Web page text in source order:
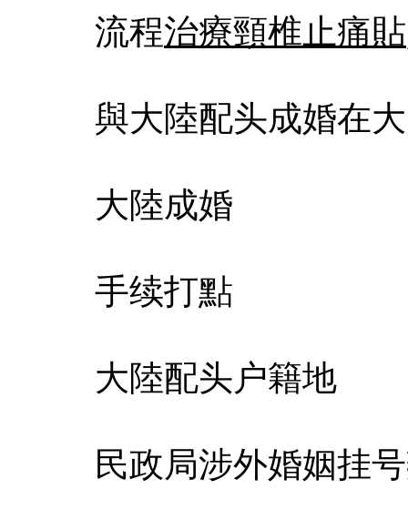
流程治療頸椎止痛貼
與大陸配头成婚在
大陸成婚
手续打點
大陸配头户籍地
民政局涉外婚姻挂